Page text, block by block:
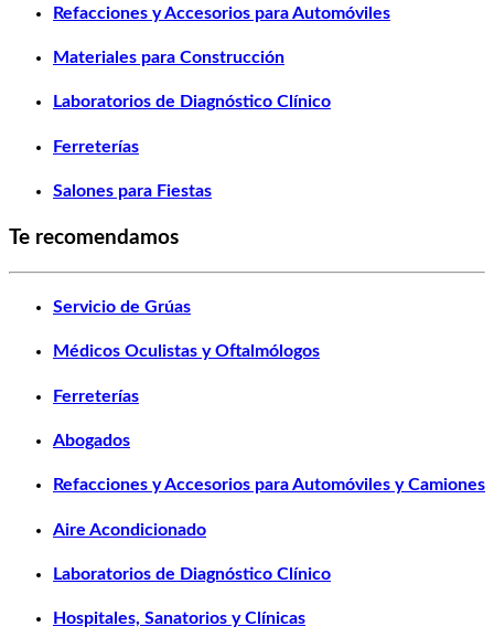
Refacciones y Accesorios para Automóviles
Materiales para Construcción
Laboratorios de Diagnóstico Clínico
Ferreterías
Salones para Fiestas
Te recomendamos
Servicio de Grúas
Médicos Oculistas y Oftalmólogos
Ferreterías
Abogados
Refacciones y Accesorios para Automóviles y Camiones
Aire Acondicionado
Laboratorios de Diagnóstico Clínico
Hospitales, Sanatorios y Clínicas